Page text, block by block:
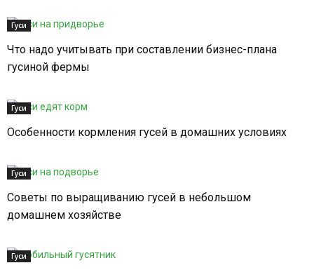
Гуси
Что надо учитывать при составлении бизнес-плана
гусиной фермы
Гуси
Особенности кормления гусей в домашних условиях
Гуси
Советы по выращиванию гусей в небольшом
домашнем хозяйстве
Гуси